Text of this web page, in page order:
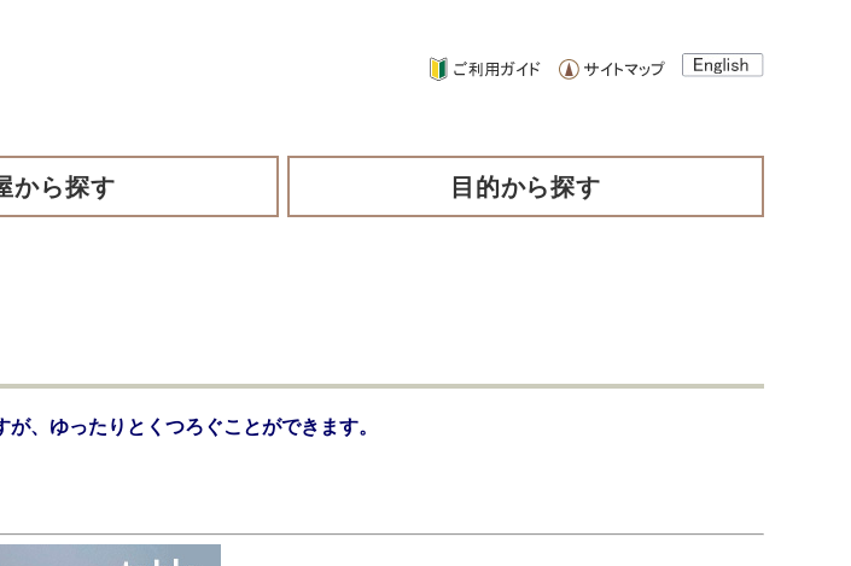
から探す 目的から探す
が、ゆったりとくつろぐことができます。